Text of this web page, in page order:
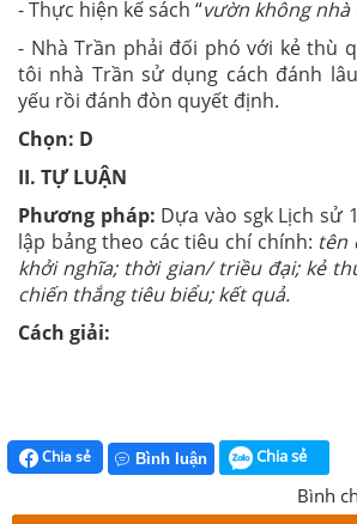
- Thực hiện kế sách “vườn không nhà
- Nhà Trần phải đối phó với kẻ thù
tôi nhà Trần sử dụng cách đánh
yếu rồi đánh đòn quyết định.
Chọn: D
II. TỰ LUẬN
Phương pháp: Dựa vào sgk Lịch sử
lập bảng theo các tiêu chí chính: tên
khởi nghĩa; thời gian/ triều đại; kẻ
chiến thắng tiêu biểu; kết quả.
Cách giải:
Chia sẻ Bình luận Chia sẻ
Bình